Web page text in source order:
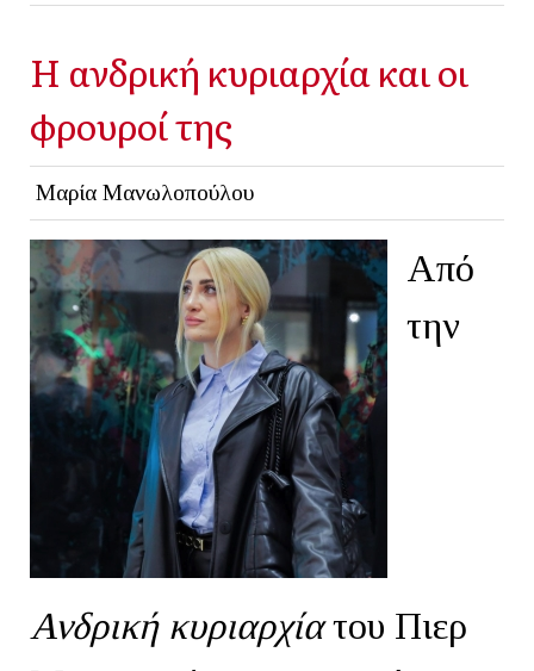
Η ανδρική κυριαρχία και οι
φρουροί της
Μαρία Μανωλοπούλου
Από
την
Ανδρική κυριαρχίατου Πιερ